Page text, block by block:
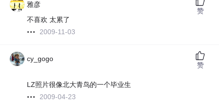
雅彦
不喜欢 太累了
2009-11-03
赞
cy_gogo
LZ照片很像北大青鸟的一个毕业生
2009-04-23
赞